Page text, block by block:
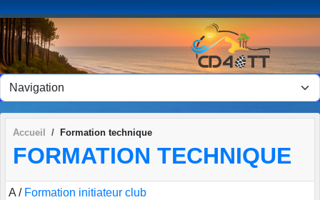
Accueil Formation technique
FORMATION TECHNIQUE
A / Formation initiateur club